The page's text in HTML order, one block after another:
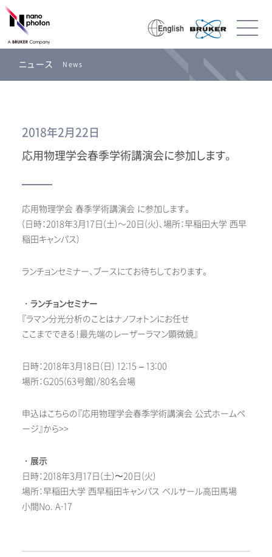
ニュース News
2018年2月22日
応用物理学会春季学術講演会に参加します。
応用物理学会 春季学術講演会 に参加します。
(日時：2018年3月17日(土)～20日(火)、場所：早稲田大学 西早
稲田キャンパス)
ランチョンセミナー、ブースにてお待ちしております。
・ランチョンセミナー
『ラマン分光分析のことはナノフォトンにお任せ
ここまでできる！最先端のレーザーラマン顕微鏡』
日時：2018年3月18日(日) 12:15 – 13:00
場所：G205(63号館)/80名会場
申込はこちらの『応用物理学会春季学術講演会 公式ホームペ
ージ』から>>
・展示
日時：2018年3月17日(土)〜20日(火)
場所：早稲田大学 西早稲田キャンパス ベルサール高田馬場
小間No. A-17